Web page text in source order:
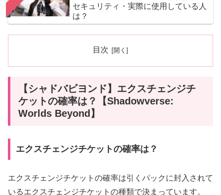
セキュリティ・実際に使用している人
は？
目次
【シャドバビヨンド】エクスチェンジチ
ケットの確率は？【Shadowverse:
Worlds Beyond】
エクスチェンジチケットの確率は？
エクスチェンジチケットの確率は引くパックに封入されて
いるエクスチェンジチケットの種類で決まっています。